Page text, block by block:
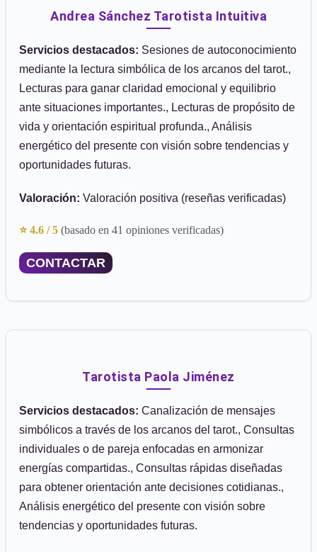
Andrea Sánchez Tarotista Intuitiva
Servicios destacados: Sesiones de autoconocimiento
mediante la lectura simbólica de los arcanos del tarot.,
Lecturas para ganar claridad emocional y equilibrio
ante situaciones importantes., Lecturas de propósito de
vida y orientación espiritual profunda., Análisis
energético del presente con visión sobre tendencias y
oportunidades futuras.
Valoración: Valoración positiva (reseñas verificadas)
⭐ 4.6 / 5 (basado en 41 opiniones verificadas)
CONTACTAR
Tarotista Paola Jiménez
Servicios destacados: Canalización de mensajes
simbólicos a través de los arcanos del tarot., Consultas
individuales o de pareja enfocadas en armonizar
energías compartidas., Consultas rápidas diseñadas
para obtener orientación ante decisiones cotidianas.,
Análisis energético del presente con visión sobre
tendencias y oportunidades futuras.